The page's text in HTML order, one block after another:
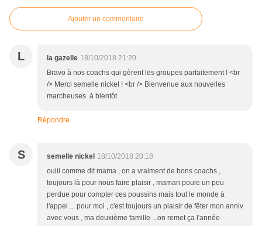
Ajouter un commentaire
L la gazelle 18/10/2018 21:20
Bravo à nos coachs qui gèrent les groupes parfaitement ! <br
/> Merci semelle nickel ! <br /> Bienvenue aux nouvelles
marcheuses. à bientôt
Répondre
S semelle nickel 18/10/2018 20:18
ouiii comme dit mama , on a vraiment de bons coachs ,
toujours là pour nous faire plaisir , maman poule un peu
perdue pour compter ces poussins mais tout le monde à
l'appel ... pour moi , c'est toujours un plaisir de fêter mon anniv
avec vous , ma deuxième famille ...on remet ça l'année